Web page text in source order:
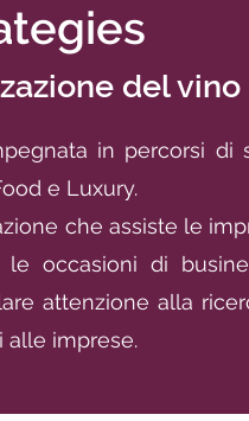
del
in percorsi di
e Luxury.
che assiste le
le occasioni di
attenzione alla
alle imprese.